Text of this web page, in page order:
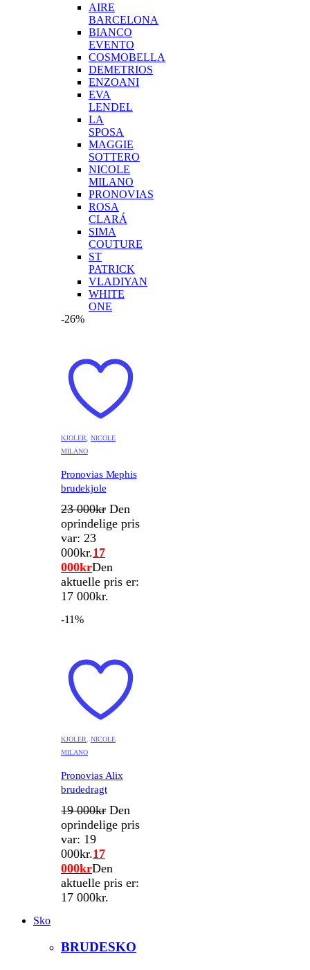
AIRE
BARCELONA
BIANCO
EVENTO
COSMOBELLA
DEMETRIOS
ENZOANI
EVA
LENDEL
LA
SPOSA
MAGGIE
SOTTERO
NICOLE
MILANO
PRONOVIAS
ROSA
CLARÁ
SIMA
COUTURE
ST
PATRICK
VLADIYAN
WHITE
ONE
-26%
KJOLER, NICOLE
MILANO
Pronovias Mephis
brudekjole
23 000kr Den
oprindelige pris
var: 23
000kr.17
000krDen
aktuelle pris er:
17 000kr.
-11%
KJOLER
NICOLE
MILANO
Pronovias Alix
brudedragt
19 000kr Den
oprindelige pris
var: 19
000kr.17
000krDen
aktuelle pris er:
17 000kr.
Sko
BRUDESKO